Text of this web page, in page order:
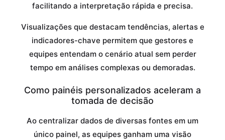
facilitando a interpretação rápida e precisa.
Visualizações que destacam tendências, alertas e
indicadores-chave permitem que gestores e
equipes entendam o cenário atual sem perder
tempo em análises complexas ou demoradas.
Como painéis personalizados aceleram a
tomada de decisão
Ao centralizar dados de diversas fontes em um
único painel, as equipes ganham uma visão